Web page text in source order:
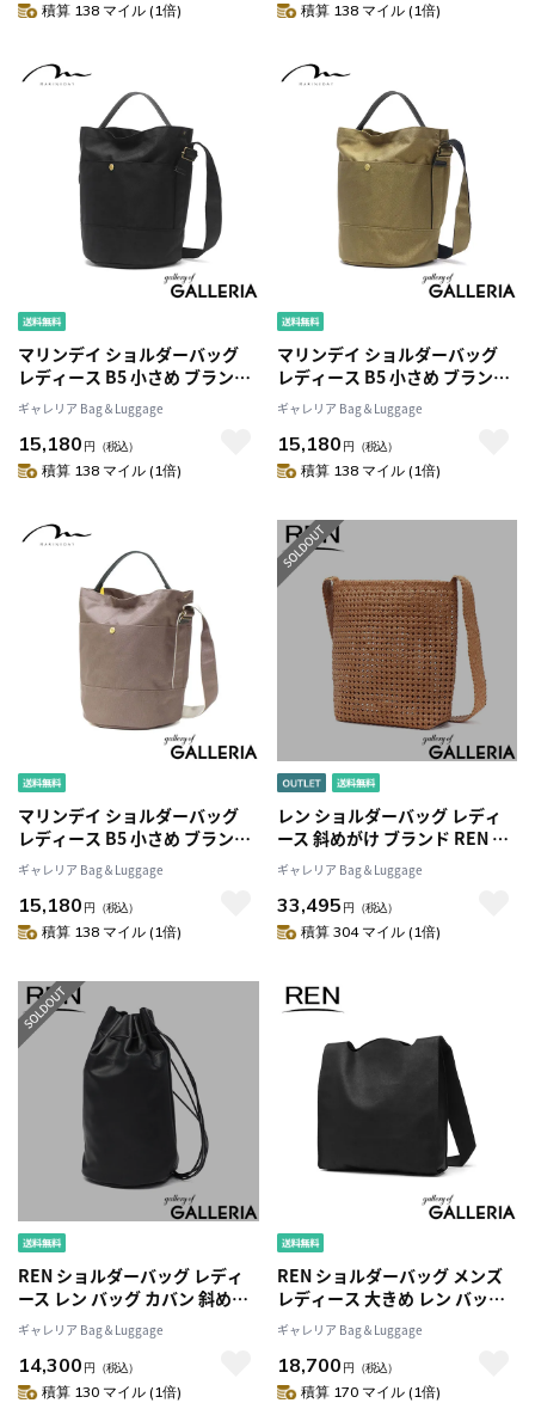
止水ファスナー 無地 カジュア
積算 138 マイル (1倍)
止水ファスナー 無地 カジュア
積算 138 マイル (1倍)
マリンデイ ショルダーバッグ
レディース B5 小さめ ブランド
MARINEDAY バッグ ショルダー
神戸 大人 ナイロン おしゃれ 日
本製 シンプル 無地 カジュアル
バケツ型 2WAY 2WAYショルダ
ギャレリア Bag＆Luggage
15,180 円 （税込）
積算 138 マイル (1倍)
マリンデイ ショルダーバッグ
レディース B5 小さめ ブランド
MARINEDAY バッグ ショルダー
神戸 大人 ナイロン おしゃれ 日
本製 シンプル 無地 カジュアル
バケツ型 2WAY 2WAYショルダ
ギャレリア Bag＆Luggage
15,180 円 （税込）
積算 138 マイル (1倍)
マリンデイ ショルダーバッグ
レディース B5 小さめ ブランド
MARINEDAY バッグ ショルダー
神戸 大人 ナイロン おしゃれ 日
本製 シンプル 無地 カジュアル
バケツ型 2WAY 2WAYショルダ
ギャレリア Bag＆Luggage
15,180 円 （税込）
積算 138 マイル (1倍)
レン ショルダーバッグ レディ
ース 斜めがけ ブランド REN バ
ッグ 大人 軽量 上品 女性 かごバ
ッグ ゴートメッシュ 本革 革 や
ぎ革 レザー メッシュ B5 縦型
#16 ボックスショルダー 1-16-
ギャレリア Bag＆Luggage
33,495 円 （税込）
積算 304 マイル (1倍)
REN ショルダーバッグ レディ
ース レン バッグ カバン 斜めが
け 斜めがけバッグ 軽量 大人 ブ
ランド 小さめ 本革 革 レザー ポ
シェット 縦型 巾着バッグ ショ
ルダー おしゃれ 日本製 #15 キ
ギャレリア Bag＆Luggage
14,300 円 （税込）
積算 130 マイル (1倍)
REN ショルダーバッグ メンズ
レディース 大きめ レン バッグ
ショルダー 斜めがけ ブランド
A4 本革 革 レザー 大人 シンプル
おしゃれ 肩掛け 日本製 HALLIE
#30 レジブクロ ショルダー 1-
ギャレリア Bag＆Luggage
18,700 円 （税込）
積算 170 マイル (1倍)